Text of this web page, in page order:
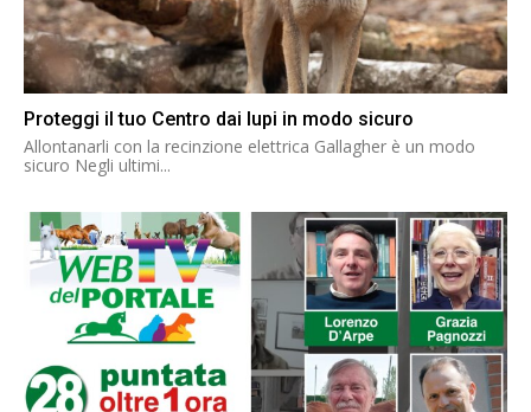
Proteggi il tuo Centro dai lupi in modo sicuro
Allontanarli con la recinzione elettrica Gallagher è un modo
sicuro Negli ultimi...